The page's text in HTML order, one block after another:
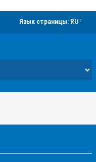
Язык страницы: RU